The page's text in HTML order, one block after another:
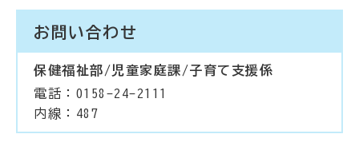
お問い合わせ
保健福祉部/児童家庭課/子育て支援係
電話：0158-24-2111
内線：487